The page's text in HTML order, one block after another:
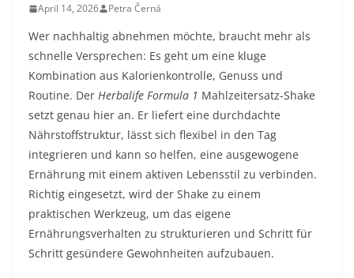
April 14, 2026 Petra Černá
Wer nachhaltig abnehmen möchte, braucht mehr als
schnelle Versprechen: Es geht um eine kluge
Kombination aus Kalorienkontrolle, Genuss und
Routine. Der Herbalife Formula 1 Mahlzeitersatz-Shake
setzt genau hier an. Er liefert eine durchdachte
Nährstoffstruktur, lässt sich flexibel in den Tag
integrieren und kann so helfen, eine ausgewogene
Ernährung mit einem aktiven Lebensstil zu verbinden.
Richtig eingesetzt, wird der Shake zu einem
praktischen Werkzeug, um das eigene
Ernährungsverhalten zu strukturieren und Schritt für
Schritt gesündere Gewohnheiten aufzubauen.